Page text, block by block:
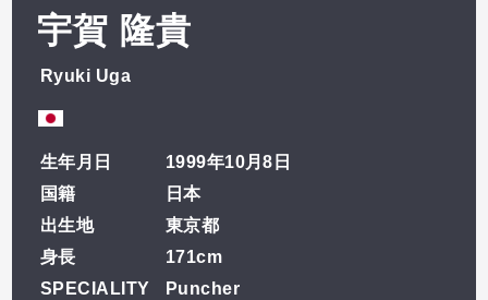
宇賀 隆貴
Ryuki Uga
生年月日
1999年10月8日
国籍
日本
出生地
東京都
身長
171cm
SPECIALITY
Puncher